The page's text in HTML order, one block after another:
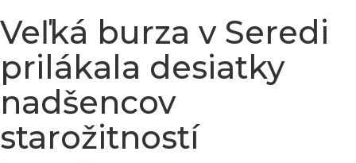
Veľká burza v Seredi
prilákala desiatky
nadšencov
starožitností